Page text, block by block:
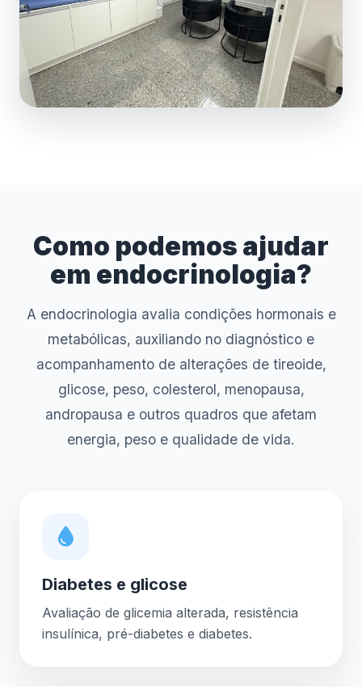
Como podemos ajudar
em endocrinologia?
A endocrinologia avalia condições hormonais e
metabólicas, auxiliando no diagnóstico e
acompanhamento de alterações de tireoide,
glicose, peso, colesterol, menopausa,
andropausa e outros quadros que afetam
energia, peso e qualidade de vida.
Diabetes e glicose
Avaliação de glicemia alterada, resistência
insulínica, pré-diabetes e diabetes.